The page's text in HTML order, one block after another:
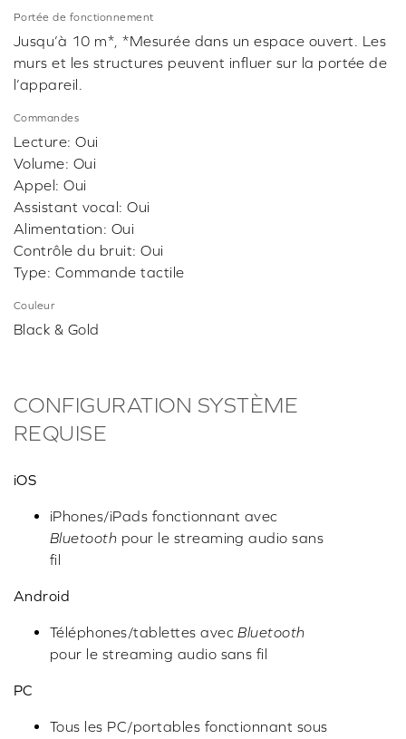
Portée de fonctionnement
Jusqu’à 10 m*, *Mesurée dans un espace ouvert. Les
murs et les structures peuvent influer sur la portée de
l’appareil.
Commandes
Lecture: Oui
Volume: Oui
Appel: Oui
Assistant vocal: Oui
Alimentation: Oui
Contrôle du bruit: Oui
Type: Commande tactile
Couleur
Black & Gold
CONFIGURATION SYSTÈME
REQUISE
iOS
iPhones/iPads fonctionnant avec
Bluetooth pour le streaming audio sans
fil
Android
Téléphones/tablettes avecBluetooth
pour le streaming audio sans fil
PC
Tous les PC/portables fonctionnant sous